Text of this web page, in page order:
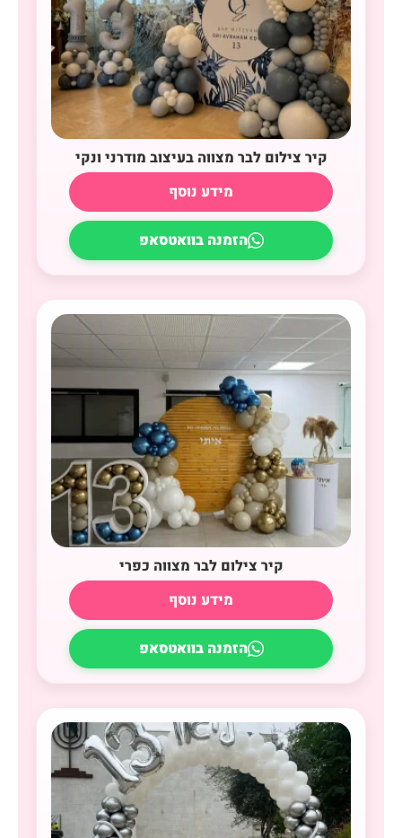
קיר צילום לבר מצווה בעיצוב מודרני ונקי
מידע נוסף
הזמנה בוואטסאפ
קיר צילום לבר מצווה כפרי
מידע נוסף
הזמנה בוואטסאפ